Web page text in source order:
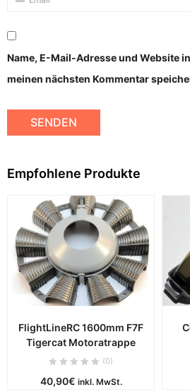
Name, E-Mail-Adresse und Website
meinen nächsten Kommentar
Empfohlene Produkte
FlightLineRC 1600mm F7F
Tigercat Motoratrappe
(0)
40,90€ inkl. MwSt.